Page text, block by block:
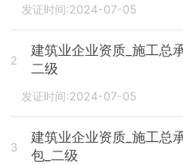
发证时间:2024-07-05
2
建筑业企业资质_施工总
二级
发证时间:2024-07-05
3
建筑业企业资质_施工总
包_二级